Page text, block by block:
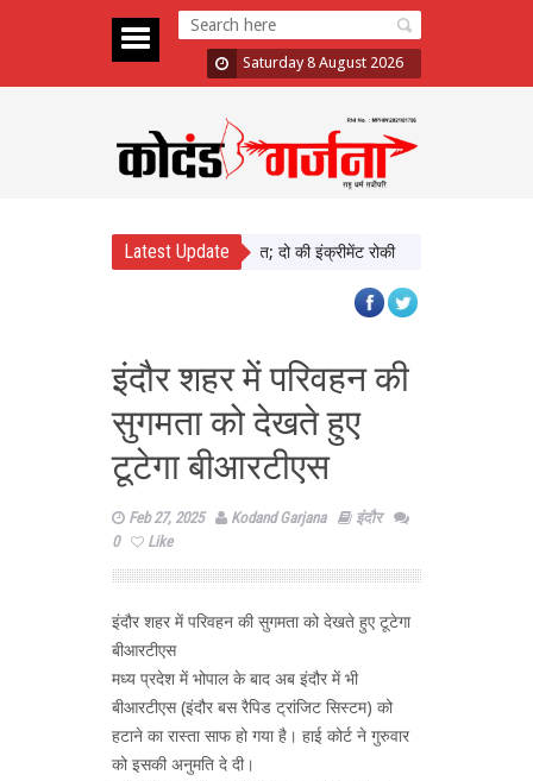
Saturday 8 August 2026
Latest Update
में दिखाई सख्ती, 3 अधिकारी निलंबित; दो की इंक्रीमेंट रोकी
इंदौर शहर में परिवहन की
सुगमता को देखते हुए
टूटेगा बीआरटीएस
Feb 27, 2025 Kodand Garjana
इंदौर
0
Like
इंदौर शहर में परिवहन की सुगमता को देखते हुए टूटेगा
बीआरटीएस
मध्य प्रदेश में भोपाल के बाद अब इंदौर में भी
बीआरटीएस (इंदौर बस रैपिड ट्रांजिट सिस्टम) को
हटाने का रास्ता साफ हो गया है। हाई कोर्ट ने गुरुवार
को इसकी अनुमति दे दी।